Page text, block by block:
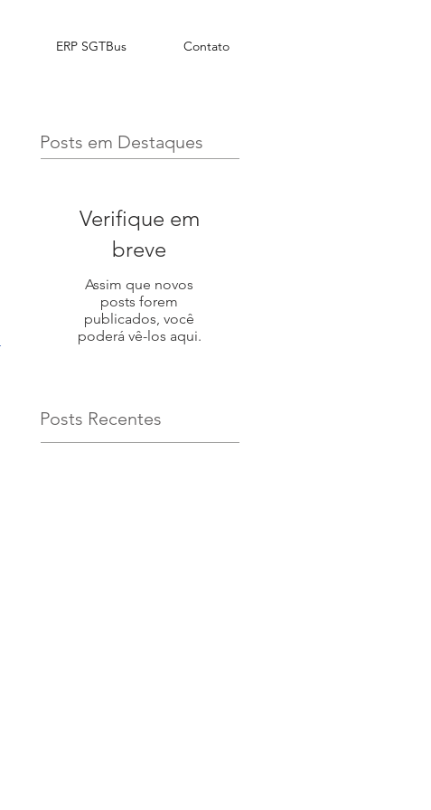
ERP SGTBus Contato
Posts em Destaques
Verifique em
breve
Assim que novos
posts forem
publicados, você
poderá vê-los aqui.
Posts Recentes